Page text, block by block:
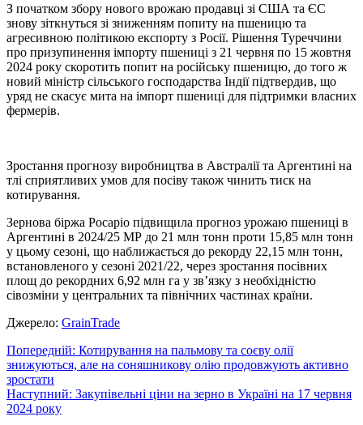
З початком збору нового врожаю продавці зі США та ЄС
знову зіткнуться зі зниженням попиту на пшеницю та
агресивною політикою експорту з Росії. Рішення Туреччини
про призупинення імпорту пшениці з 21 червня по 15 жовтня
2024 року скоротить попит на російську пшеницю, до того ж
новий міністр сільського господарства Індії підтвердив, що
уряд не скасує мита на імпорт пшениці для підтримки власних
фермерів.
Зростання прогнозу виробництва в Австралії та Аргентині на
тлі сприятливих умов для посіву також чинить тиск на
котирування.
Зернова біржа Росаріо підвищила прогноз урожаю пшениці в
Аргентині в 2024/25 МР до 21 млн тонн проти 15,85 млн тонн
у цьому сезоні, що наближається до рекорду 22,15 млн тонн,
встановленого у сезоні 2021/22, через зростання посівних
площ до рекордних 6,92 млн га у зв’язку з необхідністю
сівозміни у центральних та північних частинах країни.
Джерело: GrainTrade
Навігація
записів
Попередній: Котирування на пальмову та соєву олії
знижуються, але на соняшникову олію продовжують активно
зростати
Наступний: Закупівельні ціни на зерно в Україні на 17 червня
2024 року